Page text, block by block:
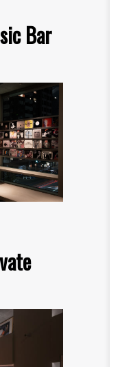
Bar